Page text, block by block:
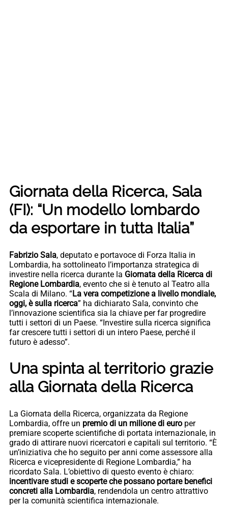
Giornata della Ricerca, Sala
(FI): “Un modello lombardo
da esportare in tutta Italia”
Fabrizio Sala, deputato e portavoce di Forza Italia in
Lombardia, ha sottolineato l’importanza strategica di
investire nella ricerca durante la Giornata della Ricerca di
Regione Lombardia, evento che si è tenuto al Teatro alla
Scala di Milano. “La vera competizione a livello mondiale,
oggi, è sulla ricerca” ha dichiarato Sala, convinto che
l’innovazione scientifica sia la chiave per far progredire
tutti i settori di un Paese. “Investire sulla ricerca significa
far crescere tutti i settori di un intero Paese, perché il
futuro è adesso”.
Una spinta al territorio grazie
alla Giornata della Ricerca
La Giornata della Ricerca, organizzata da Regione
Lombardia, offre un premio di un milione di euro per
premiare scoperte scientifiche di portata internazionale, in
grado di attirare nuovi ricercatori e capitali sul territorio. “È
un’iniziativa che ho seguito per anni come assessore alla
Ricerca e vicepresidente di Regione Lombardia,” ha
ricordato Sala. L’obiettivo di questo evento è chiaro:
incentivare studi e scoperte che possano portare benefici
concreti alla Lombardia, rendendola un centro attrattivo
per la comunità scientifica internazionale.